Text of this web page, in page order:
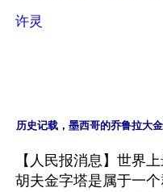
许灵
历史记载，墨西哥的乔鲁拉大
【人民报消息】世界
胡夫金字塔是属于一